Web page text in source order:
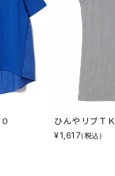
ひんやリブＴＫ
¥1,617(税込)